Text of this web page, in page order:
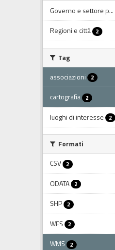
Governo e settore p...
Regioni e città 2
Tag
associazioni
2
cartografia 2
luoghi di interesse 2
Formati
CSV 2
ODATA 2
SHP 2
WFS 2
WMS 2